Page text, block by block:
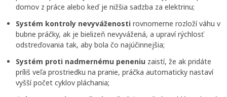
domov z práce alebo keď je nižšia sadzba za elektrinu;
Systém kontroly nevyváženosti rovnomerne rozloží váhu v
bubne práčky, ak je bielizeň nevyvážená, a upraví rýchlosť
odstreďovania tak, aby bola čo najúčinnejšia;
Systém proti nadmernému peneniu zaistí, že ak pridáte
príliš veľa prostriedku na pranie, práčka automaticky nastaví
vyšší počet cyklov pláchania;